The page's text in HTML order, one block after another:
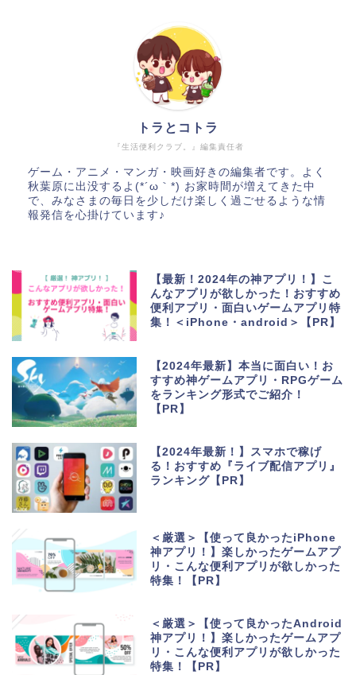
『生活便利クラブ。』編集責任者
トラとコトラ
ゲーム・アニメ・マンガ・映画好きの編集者です。よく
秋葉原に出没するよ(*´ω｀*) お家時間が増えてきた中
で、みなさまの毎日を少しだけ楽しく過ごせるような情
報発信を心掛けています♪
【最新！2024年の神アプリ！】こ
んなアプリが欲しかった！おすすめ
便利アプリ・面白いゲームアプリ特
集！＜iPhone・android＞【PR】
【2024年最新】本当に面白い！お
すすめ神ゲームアプリ・RPGゲーム
をランキング形式でご紹介！
【PR】
【2024年最新！】スマホで稼げ
る！おすすめ『ライブ配信アプリ』
ランキング【PR】
＜厳選＞【使って良かったiPhone
神アプリ！】楽しかったゲームアプ
リ・こんな便利アプリが欲しかった
特集！【PR】
＜厳選＞【使って良かったAndroid
神アプリ！】楽しかったゲームアプ
リ・こんな便利アプリが欲しかった
特集！【PR】